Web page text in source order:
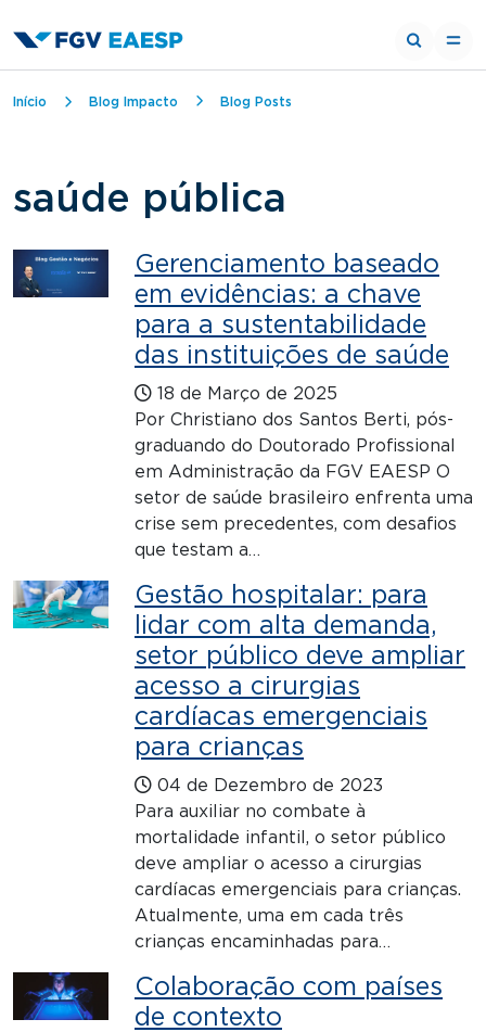
Trilha de navegação
Início Blog Impacto Blog Posts
saúde pública
Gerenciamento baseado
em evidências: a chave
para a sustentabilidade
das instituições de saúde
18 de Março de 2025
Por Christiano dos Santos Berti, pós-
graduando do Doutorado Profissional
em Administração da FGV EAESP O
setor de saúde brasileiro enfrenta uma
crise sem precedentes, com desafios
que testam a…
Gestão hospitalar: para
lidar com alta demanda,
setor público deve ampliar
acesso a cirurgias
cardíacas emergenciais
para crianças
04 de Dezembro de 2023
Para auxiliar no combate à
mortalidade infantil, o setor público
deve ampliar o acesso a cirurgias
cardíacas emergenciais para crianças.
Atualmente, uma em cada três
crianças encaminhadas para…
Colaboração com países
de contexto